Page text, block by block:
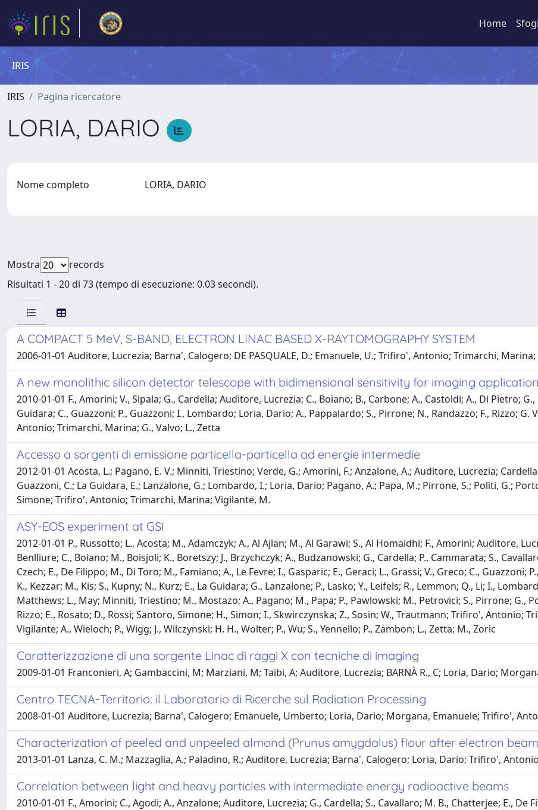
Home
IRIS
IRIS Pagina ricercatore
LORIA, DARIO
Nome completo LORIA, DARIO
Mostra
records
Risultati 1 - 20 di 73 (tempo di esecuzione: 0.03 secondi).
A COMPACT 5 MeV, S-BAND, ELECTRON LINAC BASED X-RAYTOMOGRAPHY SYSTEM
2006-01-01 Auditore, Lucrezia; Barna', Calogero; DE PASQUALE, D.; Emanuele, U.; Trifiro', Antonio; Trimarchi,
A new monolithic silicon detector telescope with bidimensional sensitivity for imaging
2010-01-01 F., Amorini; V., Sipala; G., Cardella; Auditore, Lucrezia; C., Boiano; B., Carbone; A., Castoldi; A., Di Pietro; G.,
Guidara; C., Guazzoni; P., Guazzoni; I., Lombardo; Loria, Dario; A., Pappalardo; S., Pirrone; N., Randazzo; F., Rizzo; G.
Antonio; Trimarchi, Marina; G., Valvo; L., Zetta
Accesso a sorgenti di emissione particella-particella ad energie intermedie
2012-01-01 Acosta, L.; Pagano, E. V.; Minniti, Triestino; Verde, G.; Amorini, F.; Anzalone, A.; Auditore, Lucrezia;
Guazzoni, C.; La Guidara, E.; Lanzalone, G.; Lombardo, I.; Loria, Dario; Pagano, A.; Papa, M.; Pirrone, S.; Politi, G.;
Simone; Trifiro', Antonio; Trimarchi, Marina; Vigilante, M.
ASY-EOS experiment at GSI
2012-01-01 P., Russotto; L., Acosta; M., Adamczyk; A., Al Ajlan; M., Al Garawi; S., Al Homaidhi; F., Amorini; Auditore,
Benlliure; C., Boiano; M., Boisjoli; K., Boretszy; J., Brzychczyk; A., Budzanowski; G., Cardella; P., Cammarata; S.,
Czech; E., De Filippo; M., Di Toro; M., Famiano; A., Le Fevre; I., Gasparic; E., Geraci; L., Grassi; V., Greco; C., Guazzoni;
K., Kezzar; M., Kis; S., Kupny; N., Kurz; E., La Guidara; G., Lanzalone; P., Lasko; Y., Leifels; R., Lemmon; Q., Li; I.,
Matthews; L., May; Minniti, Triestino; M., Mostazo; A., Pagano; M., Papa; P., Pawlowski; M., Petrovici; S., Pirrone; G.,
Rizzo; E., Rosato; D., Rossi; Santoro, Simone; H., Simon; I., Skwirczynska; Z., Sosin; W., Trautmann; Trifiro', Antonio;
Vigilante; A., Wieloch; P., Wigg; J., Wilczynski; H. H., Wolter; P., Wu; S., Yennello; P., Zambon; L., Zetta; M., Zoric
Caratterizzazione di una sorgente Linac di raggi X con tecniche di imaging
2009-01-01 Franconieri, A; Gambaccini, M; Marziani, M; Taibi, A; Auditore, Lucrezia; BARNÀ R., C; Loria, Dario;
Centro TECNA-Territorio: il Laboratorio di Ricerche sul Radiation Processing
2008-01-01 Auditore, Lucrezia; Barna', Calogero; Emanuele, Umberto; Loria, Dario; Morgana, Emanuele; Trifiro',
Characterization of peeled and unpeeled almond (Prunus amygdalus) flour after electron
2013-01-01 Lanza, C. M.; Mazzaglia, A.; Paladino, R.; Auditore, Lucrezia; Barna', Calogero; Loria, Dario; Trifiro',
Correlation between light and heavy particles with intermediate energy radioactive beams
2010-01-01 F., Amorini; C., Agodi; A., Anzalone; Auditore, Lucrezia; G., Cardella; S., Cavallaro; M. B., Chatterjee; E., De